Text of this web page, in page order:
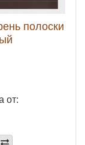
полоски
от: